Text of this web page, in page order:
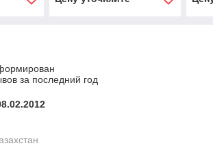
за последний год